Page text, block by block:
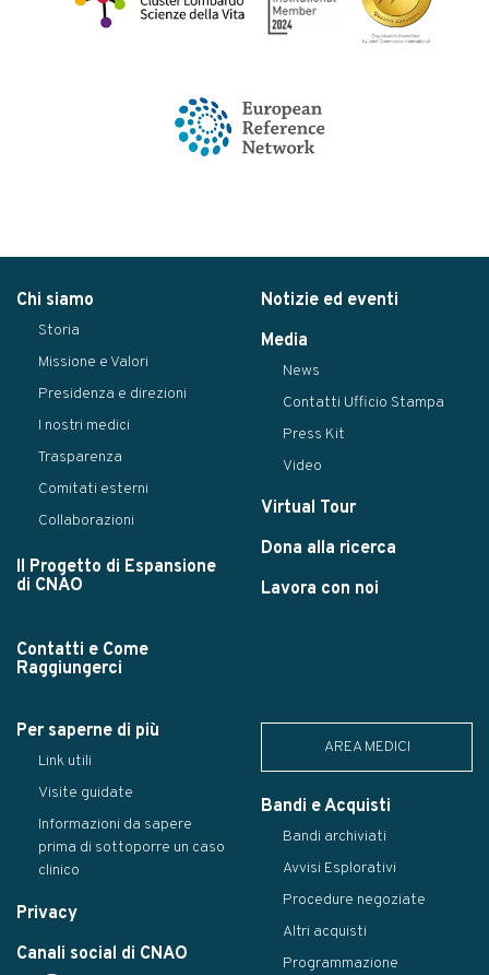
Chi siamo
Storia
Missione e Valori
Presidenza e direzioni
I nostri medici
Trasparenza
Comitati esterni
Collaborazioni
Il Progetto di Espansione
di CNAO
Contatti e Come
Raggiungerci
Notizie ed eventi
Media
News
Contatti Ufficio Stampa
Press Kit
Video
Virtual Tour
Dona alla ricerca
Lavora con noi
Per saperne di più
Link utili
Visite guidate
Informazioni da sapere
prima di sottoporre un caso
clinico
Privacy
Canali social di CNAO
AREA MEDICI
Bandi e Acquisti
Bandi archiviati
Avvisi Esplorativi
Procedure negoziate
Altri acquisti
Programmazione